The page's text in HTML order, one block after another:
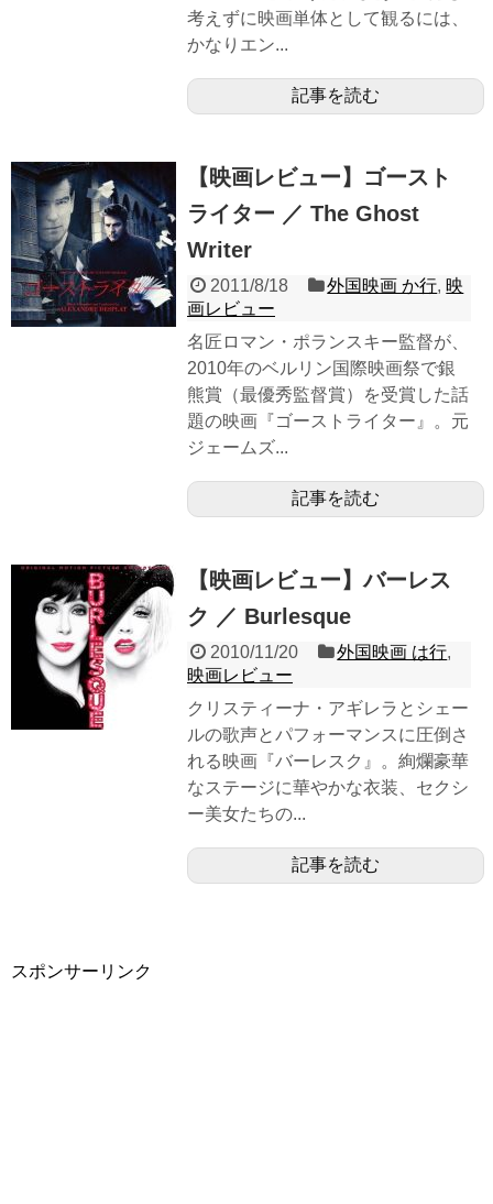
考えずに映画単体として観るには、
かなりエン...
記事を読む
【映画レビュー】ゴースト
ライター ／ The Ghost
Writer
2011/8/18 外国映画 か行, 映
画レビュー
名匠ロマン・ポランスキー監督が、
2010年のベルリン国際映画祭で銀
熊賞（最優秀監督賞）を受賞した話
題の映画『ゴーストライター』。元
ジェームズ...
記事を読む
【映画レビュー】バーレス
ク ／ Burlesque
2010/11/20 外国映画 は行,
映画レビュー
クリスティーナ・アギレラとシェー
ルの歌声とパフォーマンスに圧倒さ
れる映画『バーレスク』。絢爛豪華
なステージに華やかな衣装、セクシ
ー美女たちの...
記事を読む
スポンサーリンク